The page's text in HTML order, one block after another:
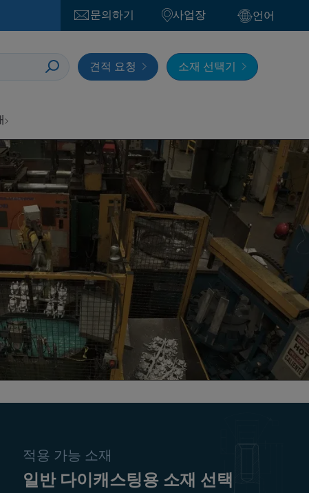
문의하기 사업장 언어
견적 요청 소재 선택기
적용 가능 소재
일반 다이캐스팅용 소재 선택